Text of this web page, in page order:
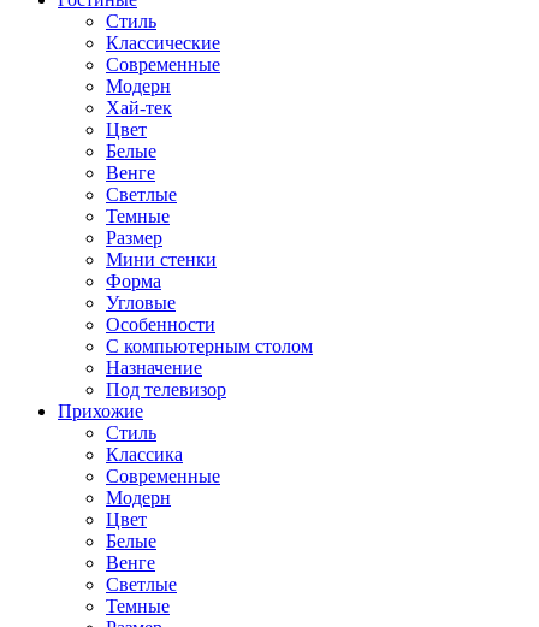
Стиль
Классические
Современные
Модерн
Хай-тек
Цвет
Белые
Венге
Светлые
Темные
Размер
Мини стенки
Форма
Угловые
Особенности
С компьютерным столом
Назначение
Под телевизор
Прихожие
Стиль
Классика
Современные
Модерн
Цвет
Белые
Венге
Светлые
Темные